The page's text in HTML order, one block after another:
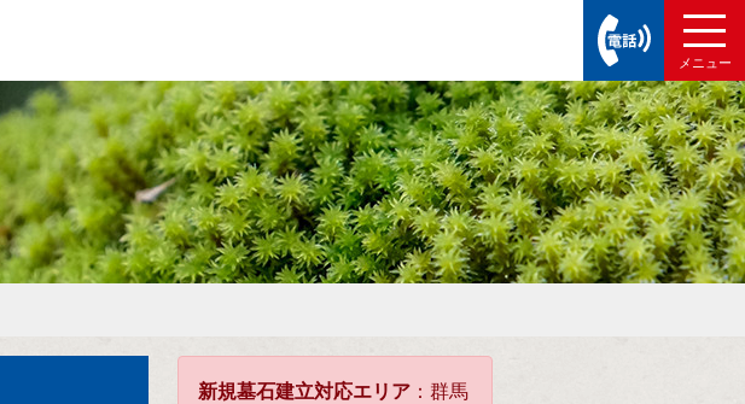
新規墓石建立対応エリア ：群馬